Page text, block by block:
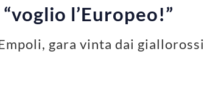
l’Europeo!”
gara vinta dai giallorossi